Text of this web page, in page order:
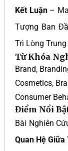
Kết Luận–
Tượng Ban
Trì Lòng
Từ Khóa
Brand,
Cosmetics,
Consumer
Điểm Nổi
Bài Nghiên
Quan Hệ